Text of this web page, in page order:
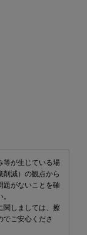
等が生じている場
削減）の観点から
題がないことを確
関しましては、擦
でご安心くださ